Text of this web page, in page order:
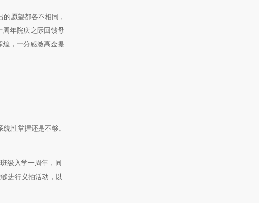
愿望都各不相同，
周年院庆之际回馈母
煌，十分感激高金提
性掌握还是不够。
级入学一周年，同
进行义拍活动，以